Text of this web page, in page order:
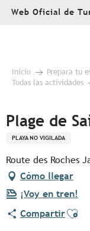
AllerWeb Oficial de
Inicio Prepara tu
Todas las actividades
Plage de
PLAYA NO VIGILADA
Route des Roches
Cómo llegar
¡Voy en tren!
Compartir